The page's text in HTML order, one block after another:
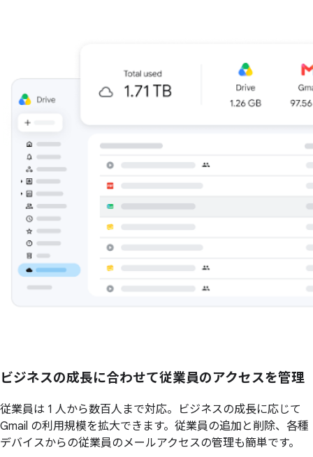
ビジネスの成長に合わせて従業員のアクセスを管理
従業員は 1 人から数百人まで対応。ビジネスの成長に応じて
Gmail の利用規模を拡大できます。従業員の追加と削除、各種
デバイスからの従業員のメールアクセスの管理も簡単です。